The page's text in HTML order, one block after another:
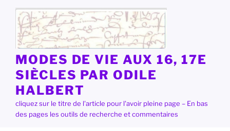
contenu
principal
MODES DE VIE AUX 16, 17E
SIÈCLES PAR ODILE
HALBERT
cliquez sur le titre de l'article pour l'avoir pleine page – En bas
des pages les outils de recherche et commentaires